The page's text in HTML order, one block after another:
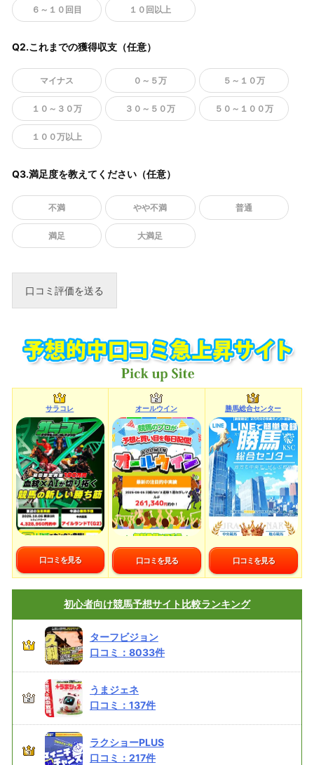
６～１０回目 １０回以上
Q2.これまでの獲得収支（任意）
マイナス ０～５万 ５～１０万
１０～３０万 ３０～５０万 ５０～１００万
１００万以上
Q3.満足度を教えてください（任意）
不満 やや不満 普通
満足 大満足
サラコレ
口コミを見る
オールウイン
口コミを見る
勝馬総合センター
口コミを見る
初心者向け競馬予想サイト比較ランキング
ターフビジョン
口コミ： 8033件
うまジェネ
口コミ： 137件
ラクショーPLUS
口コミ： 217件